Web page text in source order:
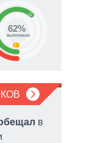
62
2
62%
выполнено
в